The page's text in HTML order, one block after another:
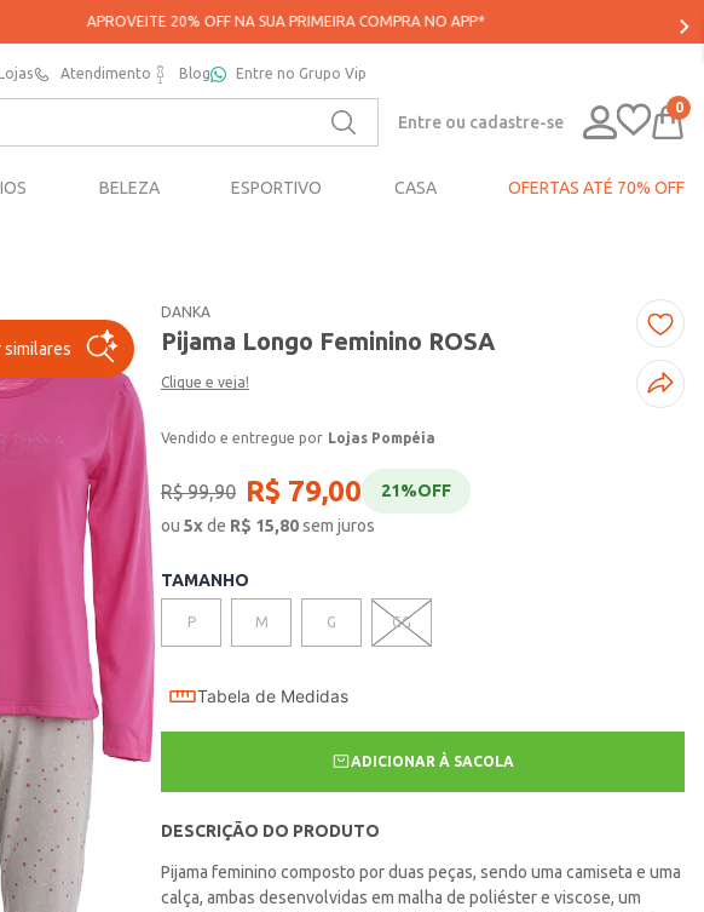
NO APP*
Atendimento Blog Entre no Grupo Vip
Entre ou cadastre-se
0
BELEZA ESPORTIVO CASA OFERTAS ATÉ 70% OFF
similares
DANKA
Pijama Longo Feminino ROSA
Clique e veja!
Lojas Pompéia
R$ 99,90 R$ 79,00 21%OFF
ou5xde R$ 15,80sem juros
TAMANHO
P M G GG
Tabela de Medidas
ADICIONAR À SACOLA
DESCRIÇÃO DO PRODUTO
Pijama feminino composto por duas peças, sendo uma camiseta e uma
calça, ambas desenvolvidas em malha de poliéster e viscose, um